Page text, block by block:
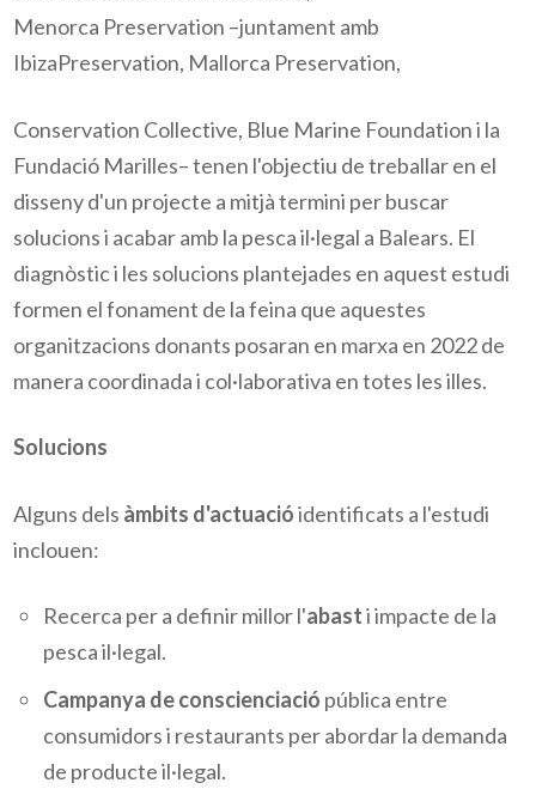
Menorca Preservation –juntament amb
IbizaPreservation, Mallorca Preservation,
Conservation Collective, Blue Marine Foundation i la
Fundació Marilles– tenen l'objectiu de treballar en el
disseny d'un projecte a mitjà termini per buscar
solucions i acabar amb la pesca il·legal a Balears. El
diagnòstic i les solucions plantejades en aquest estudi
formen el fonament de la feina que aquestes
organitzacions donants posaran en marxa en 2022 de
manera coordinada i col·laborativa en totes les illes.
Solucions
Alguns dels àmbits d'actuacióidentificats a l'estudi
inclouen:
Recerca per a definir millor l'abasti impacte de la
pesca il·legal.
Campanya de conscienciació pública entre
consumidors i restaurants per abordar la demanda
de producte il·legal.